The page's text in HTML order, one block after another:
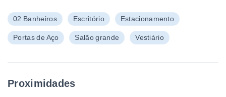
02 Banheiros Escritório Estacionamento
Portas de Aço Salão grande Vestiário
Proximidades